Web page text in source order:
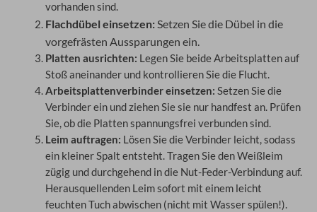
vorhanden sind.
Flachdübel einsetzen:Setzen Sie die Dübel in die
vorgefrästen Aussparungen ein.
Platten ausrichten: Legen Sie beide Arbeitsplatten auf
Stoß aneinander und kontrollieren Sie die Flucht.
Arbeitsplattenverbinder einsetzen: Setzen Sie die
Verbinder ein und ziehen Sie sie nur handfest an. Prüfen
Sie, ob die Platten spannungsfrei verbunden sind.
Leim auftragen: Lösen Sie die Verbinder leicht, sodass
ein kleiner Spalt entsteht. Tragen Sie den Weißleim
zügig und durchgehend in die Nut-Feder-Verbindung auf.
Herausquellenden Leim sofort mit einem leicht
feuchten Tuch abwischen (nicht mit Wasser spülen!).